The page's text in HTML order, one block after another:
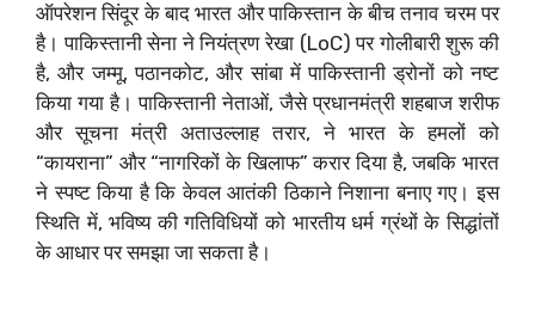
ऑपरेशन सिंदूर के बाद भारत और पाकिस्तान के बीच तनाव चरम पर
है। पाकिस्तानी सेना ने नियंत्रण रेखा (LoC) पर गोलीबारी शुरू की
है, और जम्मू, पठानकोट, और सांबा में पाकिस्तानी ड्रोनों को नष्ट
किया गया है। पाकिस्तानी नेताओं, जैसे प्रधानमंत्री शहबाज शरीफ
और सूचना मंत्री अताउल्लाह तरार, ने भारत के हमलों को
“कायराना” और “नागरिकों के खिलाफ” करार दिया है, जबकि भारत
ने स्पष्ट किया है कि केवल आतंकी ठिकाने निशाना बनाए गए। इस
स्थिति में, भविष्य की गतिविधियों को भारतीय धर्म ग्रंथों के सिद्धांतों
के आधार पर समझा जा सकता है।